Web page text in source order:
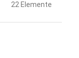
22 Elemente